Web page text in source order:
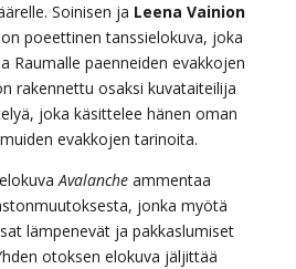
Soinisen ja Leena Vainion
on poeettinen tanssielokuva, joka
Raumalle paenneiden evakkojen
rakennettu osaksi kuvataiteilija
joka käsittelee hänen oman
evakkojen tarinoita.
elokuvaAvalanche ammentaa
jonka myötä
lämpenevät ja pakkaslumiset
otoksen elokuva jäljittää